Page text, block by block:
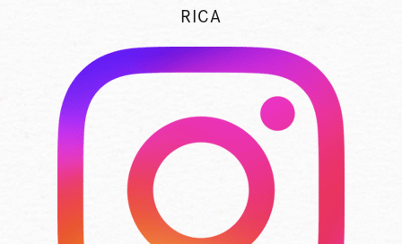
RICA